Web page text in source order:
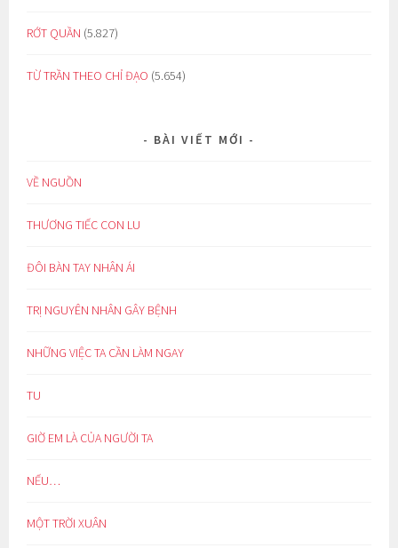
RỚT QUẦN (5.827)
TỪ TRẦN THEO CHỈ ĐẠO (5.654)
BÀI VIẾT MỚI
VỀ NGUỒN
THƯƠNG TIẾC CON LU
ĐÔI BÀN TAY NHÂN ÁI
TRỊ NGUYÊN NHÂN GÂY BỆNH
NHỮNG VIỆC TA CẦN LÀM NGAY
TU
GIỜ EM LÀ CỦA NGƯỜI TA
NẾU…
MỘT TRỜI XUÂN